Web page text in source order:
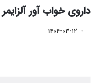
داروی خواب آور
۱۴۰۴-۰۳-۱۲